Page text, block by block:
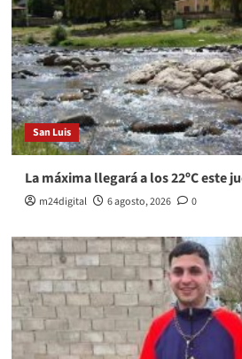
San Luis
La máxima llegará a los 22ºC este
m24digital 6 agosto, 2026 0